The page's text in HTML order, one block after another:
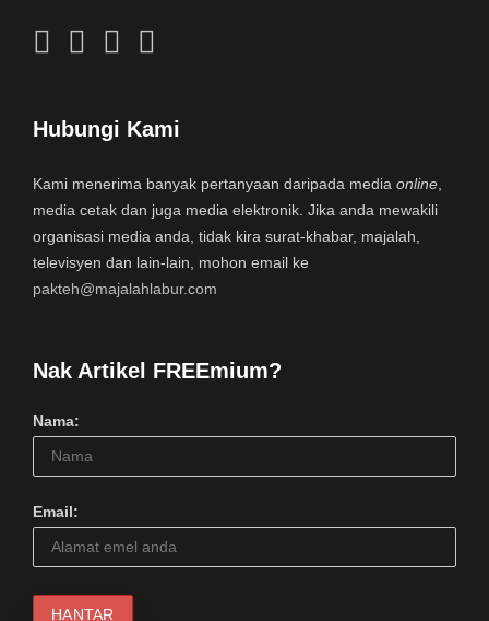
Hubungi Kami
Kami menerima banyak pertanyaan daripada media online
media cetak dan juga media elektronik. Jika anda mewakili
organisasi media anda, tidak kira surat-khabar, majalah,
televisyen dan lain-lain, mohon email ke
pakteh@majalahlabur.com
Nak Artikel FREEmium?
Nama:
Email: